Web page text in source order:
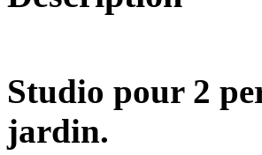
Studio pour 2
jardin.